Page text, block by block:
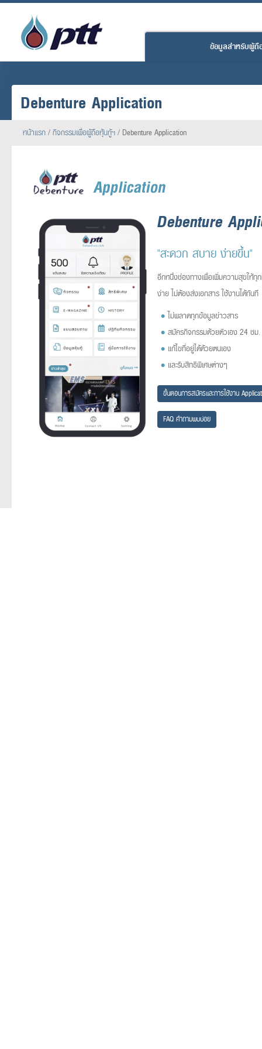
ข้อมูลสำหรับผู้ถื
Debenture Application
หน้าแรก/กิจกรรมเพื่อผู้ถือหุ้นกู้ฯ/ Debenture Application
Debenture
"สะดวก สบาย ง่ายขึ้น"
อีกหนึ่งช่องทางเพื่อเพิ่มความสุขให้ทุ
ง่าย ไม่ต้องส่งเอกสาร ใช้งานได้ทันที
ไม่พลาดทุกข้อมูลข่าวสาร
สมัครกิจกรรมด้วยตัวเอง 24 ชม.
แก้ไขที่อยู่ได้ด้วยตนเอง
และรับสิทธิพิเศษต่างๆ
ขั้นตอนการสมัครและการใช้งาน
FAQ คำถามพบบ่อย